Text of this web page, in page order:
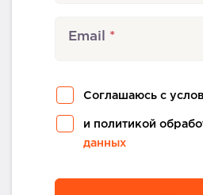
Email
Соглашаюсь с
и политикой
данных